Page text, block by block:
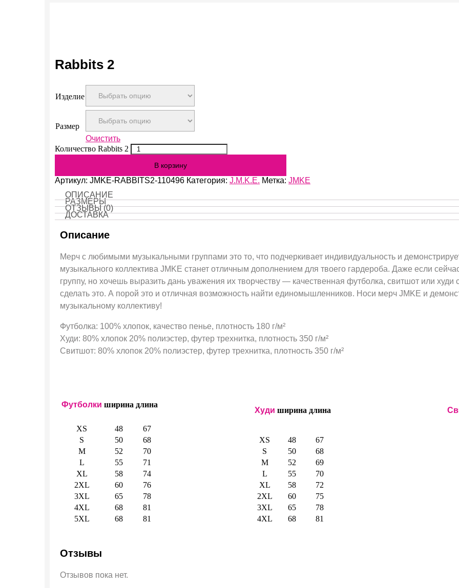
Rabbits 2
Изделие
Размер
Очистить
Количество Rabbits 2
В корзину
Артикул: JMKE-RABBITS2-110496 Категория: J.M.K.E. Метка: JMKE
ОПИСАНИЕ
РАЗМЕРЫ
ОТЗЫВЫ (0)
ДОСТАВКА
Описание
Мерч с любимыми музыкальными группами это то, что подчеркивает индивидуальность и
музыкального коллектива JMKE станет отличным дополнением для твоего гардероба. Даже если
группу, но хочешь выразить дань уважения их творчеству — качественная футболка, свитшот или
сделать это. А порой это и отличная возможность найти единомышленников. Носи мерч JMKE и
музыкальному коллективу!
Футболка: 100% хлопок, качество пенье, плотность 180 г/м²
Худи: 80% хлопок 20% полиэстер, футер трехнитка, плотность 350 г/м²
Свитшот: 80% хлопок 20% полиэстер, футер трехнитка, плотность 350 г/м²
Футболки ширина длина
XS 48
67
S
50
68
M
52
70
L
55
71
XL
58
74
2XL
60
76
3XL
65
78
4XL
68
81
5XL
68 81
Худи ширина длина
XS 48
67
S
50
68
M
52
69
L
55
70
XL
58
72
2XL
60
75
3XL
65
78
4XL
68 81
Отзывы
Отзывов пока нет.